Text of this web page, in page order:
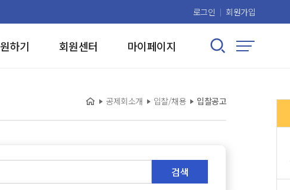
로그인 회원가입
하기 회원센터 마이페이지 검색 열기/닫기
현재 위치:
홈 공제회소개 입찰/채용 입찰공고
검색